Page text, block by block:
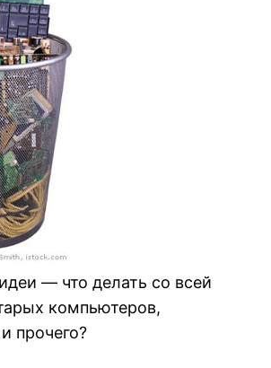
— что делать со всей
компьютеров,
прочего?